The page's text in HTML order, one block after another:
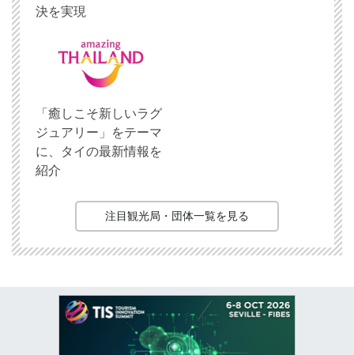
決を実現
「癒しこそ新しいラグ
ジュアリー」をテーマ
に、タイの最新情報を
紹介
注目観光局・団体一覧を見る